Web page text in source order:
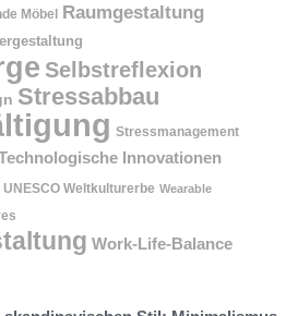
Möbel Raumgestaltung
Selbstreflexion
Stressabbau
Stressmanagement
Innovationen
UNESCO Weltkulturerbe Wearable
Work-Life-Balance